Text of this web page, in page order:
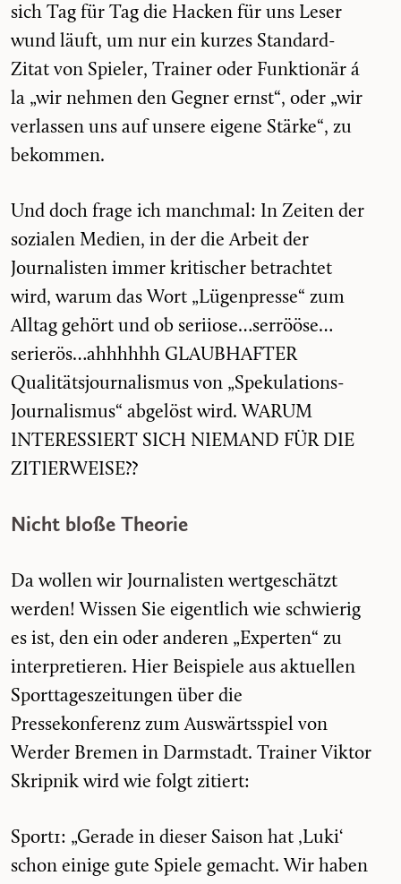
sich Tag für Tag die Hacken für uns Leser
wund läuft, um nur ein kurzes Standard-
Zitat von Spieler, Trainer oder Funktionär á
la „wir nehmen den Gegner ernst“, oder „wir
verlassen uns auf unsere eigene Stärke“, zu
bekommen.
Und doch frage ich manchmal: In Zeiten der
sozialen Medien, in der die Arbeit der
Journalisten immer kritischer betrachtet
wird, warum das Wort „Lügenpresse“ zum
Alltag gehört und ob seriiose…serrööse…
serierös…ahhhhhh GLAUBHAFTER
Qualitätsjournalismus von „Spekulations-
Journalismus“ abgelöst wird. WARUM
INTERESSIERT SICH NIEMAND FÜR DIE
ZITIERWEISE??
Nicht bloße Theorie
Da wollen wir Journalisten wertgeschätzt
werden! Wissen Sie eigentlich wie schwierig
es ist, den ein oder anderen „Experten“ zu
interpretieren. Hier Beispiele aus aktuellen
Sporttageszeitungen über die
Pressekonferenz zum Auswärtsspiel von
Werder Bremen in Darmstadt. Trainer Viktor
Skripnik wird wie folgt zitiert:
Sport1: „Gerade in dieser Saison hat ‚Luki‘
schon einige gute Spiele gemacht. Wir haben